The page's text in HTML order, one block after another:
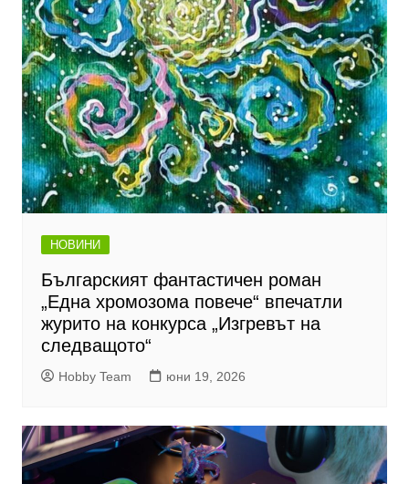
НОВИНИ
Българският фантастичен роман
„Една хромозома повече“ впечатли
журито на конкурса „Изгревът на
следващото“
Hobby Team юни 19, 2026